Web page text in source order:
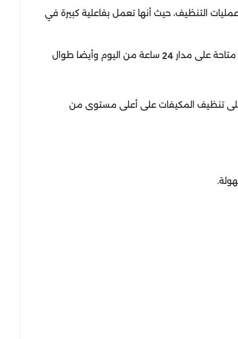
التنظيف، حيث أنها تعمل بفاعلية كبيرة في
على مدار 24 ساعة من اليوم وأيضا طوال
تنظيف المكيفات على أعلى مستوى من